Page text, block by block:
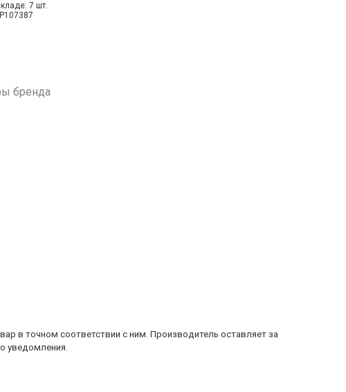
7 шт.
бренда
в точном соответствии с ним. Производитель оставляет за
уведомления.